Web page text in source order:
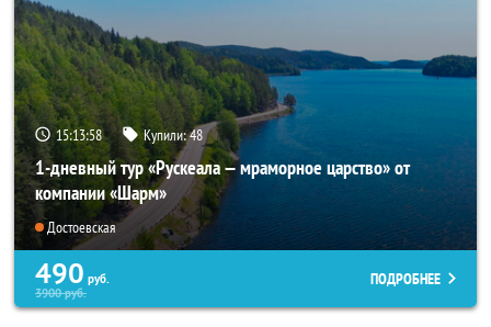
15:13:57 Купили:48
1-дневный тур «Рускеала — мраморное царство» от
компании «Шарм»
Достоевская
490 руб.
3900руб.
ПОДРОБНЕЕ